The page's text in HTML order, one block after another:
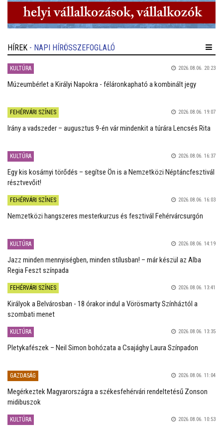
HÍREK - NAPI HÍRÖSSZEFOGLALÓ
KULTÚRA 2026.08.06. 20:23
Múzeumbérlet a Királyi Napokra - féláronkapható a kombinált jegy
FEHÉRVÁRI SZÍNES 2026.08.06. 19:07
Irány a vadszeder – augusztus 9-én vár mindenkit a túrára Lencsés Rita
KULTÚRA 2026.08.06. 16:37
Egy kis kosárnyi törődés – segítse Ön is a Nemzetközi Néptáncfesztivál
résztvevőit!
FEHÉRVÁRI SZÍNES 2026.08.06. 16:03
Nemzetközi hangszeres mesterkurzus és fesztivál Fehérvárcsurgón
KULTÚRA 2026.08.06. 14:19
Jazz minden mennyiségben, minden stílusban! – már készül az Alba
Regia Feszt színpada
FEHÉRVÁRI SZÍNES 2026.08.06. 13:41
Királyok a Belvárosban - 18 órakor indul a Vörösmarty Színháztól a
szombati menet
KULTÚRA 2026.08.06. 13:35
Pletykafészek – Neil Simon bohózata a Csajághy Laura Színpadon
GAZDASÁG 2026.08.06. 11:04
Megérkeztek Magyarországra a székesfehérvári rendeltetésű Zonson
midibuszok
KULTÚRA 2026.08.06. 10:53